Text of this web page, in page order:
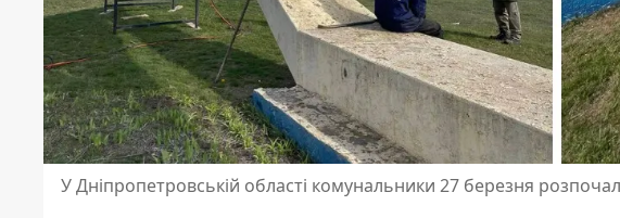
У Дніпропетровській області комунальники 27 березня